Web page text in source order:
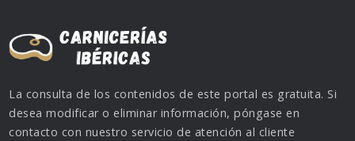
La consulta de los contenidos de este portal es gratuita. Si
desea modificar o eliminar información, póngase en
contacto con nuestro servicio de atención al cliente